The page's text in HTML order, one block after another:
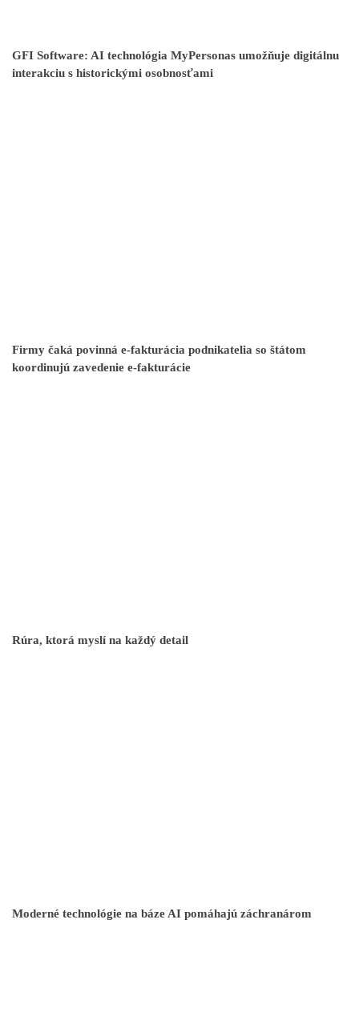
GFI Software: AI technológia MyPersonas umožňuje digitálnu
interakciu s historickými osobnosťami
Firmy čaká povinná e-fakturácia podnikatelia so štátom
koordinujú zavedenie e-fakturácie
Rúra, ktorá myslí na každý detail
Moderné technológie na báze AI pomáhajú záchranárom